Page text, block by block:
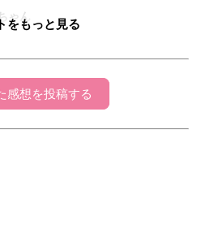
ゃん
日 20:14:37
ております。 新玉ねぎは とて
いですね(o^^o) 更に焼いて甘み
みました。 特集にも取り上げて
ありがとうございました。
をもっと見る
感想を投稿する